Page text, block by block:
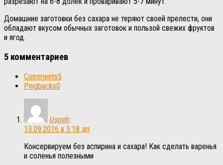
Домашние заготовки без сахара не теряют своей прелести, они
обладают вкусом обычных заготовок и пользой свежих фруктов
и ягод.
5 комментариев
Comments5
Pingbacks0
Uspeh:
13.09.2016 в 5:18 дп
Консервируем без аспирина и сахара! Как сделать варенья
и соленья полезными